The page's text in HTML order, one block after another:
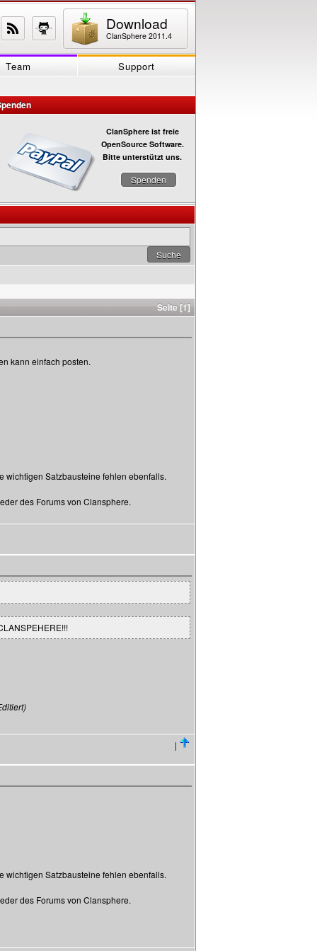
Download
ClanSphere 2011.4
Team Support
ClanSphere ist freie
OpenSource Software.
Bitte unterstützt uns.
Spenden
Seite [1]
kann einfach posten.
wichtigen Satzbausteine fehlen ebenfalls.
des Forums von Clansphere.
|
wichtigen Satzbausteine fehlen ebenfalls.
des Forums von Clansphere.